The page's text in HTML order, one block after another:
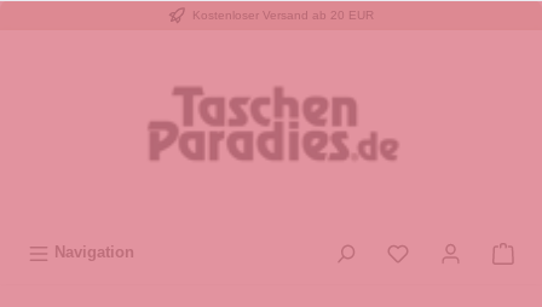
Kostenloser Versand ab 20 EUR
Navigation